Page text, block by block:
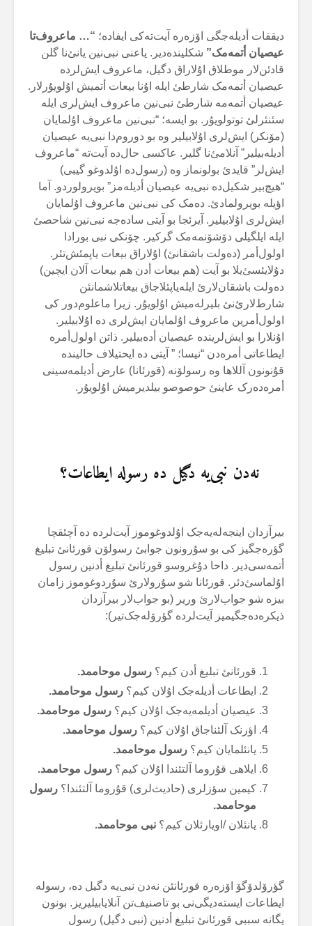
دیققات أدیلەجگی اۆزەرە آیت‌تەکی ایفادە؛ “… ماعروف‌تا
عیصیان أتمەمک” شکلیندەدیر. یاعنی نبی‌نین یانئ‌نا گلن
قادئن‌لار موطلاق اۇلاراق دگیل، ماعروف ایش‌لردە
عیصیان أتمەمک شارطئ ایلە اۇنا بیعات أتمیش اۇلویۇرلار.
عیصیان أتمەمە شارطئ نبی‌نین ماعروف ایش‌لری ایلە
سئنئرلئ توتولویۇر. بو ایسە؛ “نبی‌نین ماعروف اۇلمایان
(مۆنکر) ایش‌لری اۇلابیلیر وە بو دوروم‌دا نبی‌یە عیصیان
أدیلەبیلیر” آنلامئ‌نا گلیر. عاکسی حال‌دە آیت‌تە “ماعروف
ایش‌لر” قایدئ بولونماز وە (رسول‌دە اۇلدوغو گیبی)
“هیچ‌بیر شکیل‌دە نبی‌یە عیصیان أدیلەمز” بویرولوردو. آما
اؤیلە بویرولمادئ. دەمک کی نبی‌نین ماعروف اۇلمایان
ایش‌لری اۇلابیلیر. آیرئجا بو آیتی سادەجە نبی‌نین شاحصئ
ایلە ایلگیلی دۆشۆنمەمک گرکیر. چۆنکی نبی بورادا
اولول‌أمر (دەولت باشقانئ) اۇلاراق بیعات یاپمئش‌تئر.
دۇلایئسئ‌یلا بو آیت (هم بیعات أدن هم بیعات آلان ایچین)
دەولت باشقان‌لارئ ایلەیاپئلاجاق بیعاتلاشمانئن
شارط‌لارئ‌نئ بلیرلەمیش اۇلویۇر. زیرا ماعلوم‌دور کی
اولول‌أمرین ماعروف اۇلمایان ایش‌لری دە اۇلابیلیر.
اۇنلارا بو ایش‌لریندە عیصیان أدەبیلیر. ذاتن اولول‌أمرە
ایطاعاتی أمرەدن “نیسا؛ ” آیتی دە ایحتیلاف حالیندە
قۇنونون آللاها وە رسولۆنە (قورئانا) عارض أدیلمەسینی
أمرەدەرک عاینئ حوصوصو بیلدیرمیش اۇلویۇر.
نەدن نبی‌یە دگیل دە رسولە ایطاعات؟
بیرآزدان اینجەلەیەجک اۇلدوغوموز آیت‌لردە دە آچئقچا
گؤرەجگیز کی بو سۇرونون جوابئ رسولۆن قورئانئ تبلیغ
أتمەسی‌دیر. داحا دۇغروسو قورئانئ تبلیغ أدنین رسول
اۇلماسئ‌دئر. قورئانا شو سۇرولارئ سۇردوغوموز زامان
بیزە شو جواب‌لارئ وریر (بو جواب‌لار بیرآزدان
ذیکرەدەجگیمیز آیت‌لردە گؤرۆلەجک‌تیر):
قورئانئ تبلیغ أدن کیم؟ رسول موحاممد.
ایطاعات أدیلەجک اۇلان کیم؟ رسول موحاممد.
عیصیان أدیلمەیەجک اۇلان کیم؟ رسول موحاممد.
اؤرنک آلئناجاق اۇلان کیم؟ رسول موحاممد.
یانئلمایان کیم؟ رسول موحاممد.
ایلاهی قۇروما آلتئندا اۇلان کیم؟ رسول موحاممد.
کیمین سؤزلری (حادیث‌لری) قۇروما آلتئندا؟ رسول
موحاممد.
یانئلان /اویارئلان کیم؟ نبی موحاممد.
گؤرۆلدۆگۆ اۆزەرە قورئانئن نەدن نبی‌یە دگیل دە، رسولە
ایطاعات ایستەدیگی‌نی بو تاصنیف‌تن آنلایابیلیریز. بونون
یگانە سببی قورئانئ تبلیغ أدنین (نبی دگیل) رسول